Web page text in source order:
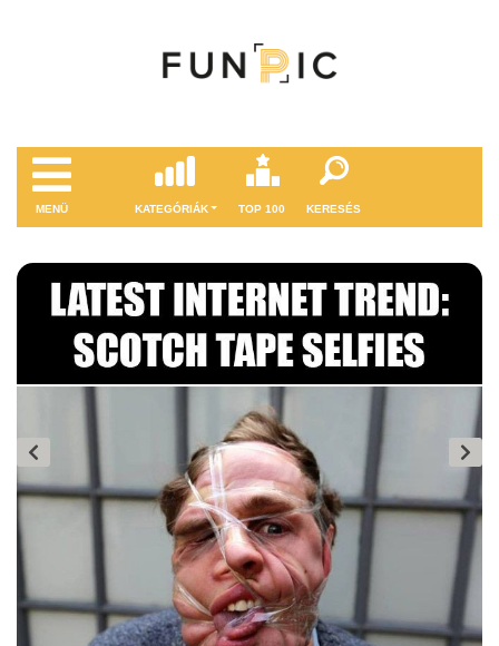
MENÜ KATEGÓRIÁK TOP 100 KERESÉS